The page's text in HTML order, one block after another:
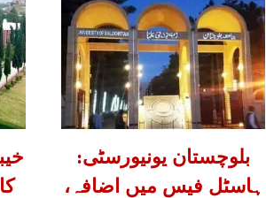
بلوچستان یونیورسٹی:
ہاسٹل فیس میں اضافہ،